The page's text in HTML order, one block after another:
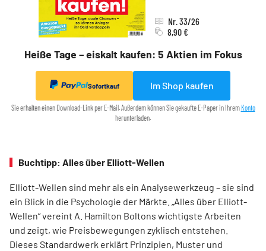
Heiße Tage – eiskalt kaufen: 5 Aktien im Fokus
Nr. 33/26
8,90 €
Sofortkauf Im Shop kaufen
Sie erhalten einen Download-Link per E-Mail. Außerdem können Sie gekaufte E-Paper in Ihrem Konto
herunterladen.
Buchtipp: Alles über Elliott-Wellen
Elliott-Wellen sind mehr als ein Analysewerkzeug – sie sind
ein Blick in die Psychologie der Märkte. „Alles über Elliott-
Wellen“ vereint A. Hamilton Boltons wichtigste Arbeiten
und zeigt, wie Preisbewegungen zyklisch entstehen.
Dieses Standardwerk erklärt Prinzipien, Muster und